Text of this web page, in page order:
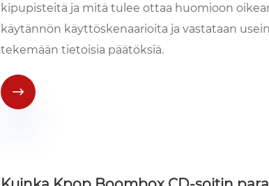
kipupisteitä ja mitä tulee ottaa huomioon
käytännön käyttöskenaarioita ja vastataan
tekemään tietoisia päätöksiä.
